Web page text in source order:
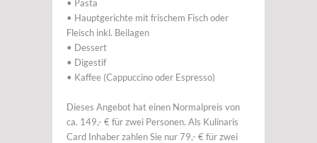
• Pasta
• Hauptgerichte mit frischem Fisch oder
Fleisch inkl. Beilagen
• Dessert
• Digestif
• Kaffee (Cappuccino oder Espresso)
Dieses Angebot hat einen Normalpreis von
ca. 149,- € für zwei Personen. Als Kulinaris
Card Inhaber zahlen Sie nur 79,- € für zwei